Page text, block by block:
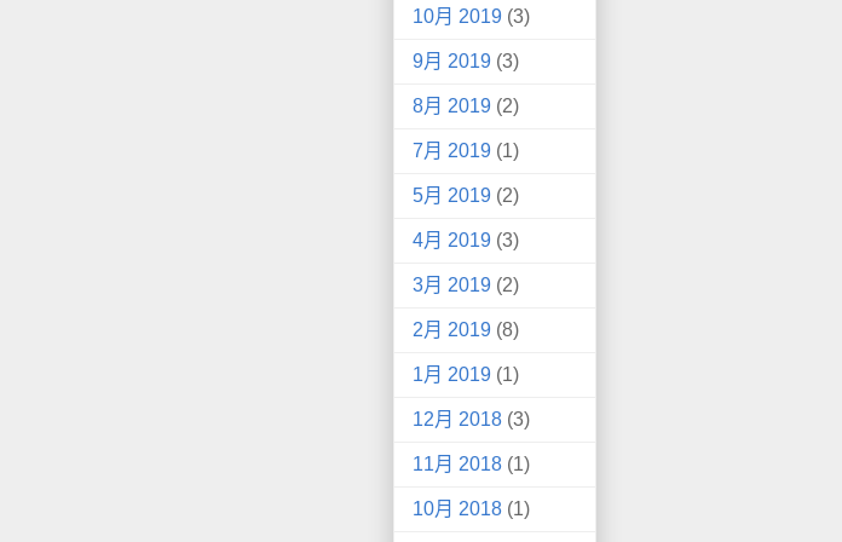
10月 2019 (3)
9月 2019 (3)
8月 2019 (2)
7月 2019 (1)
5月 2019 (2)
4月 2019 (3)
3月 2019 (2)
2月 2019 (8)
1月 2019 (1)
12月 2018 (3)
11月 2018 (1)
10月 2018 (1)